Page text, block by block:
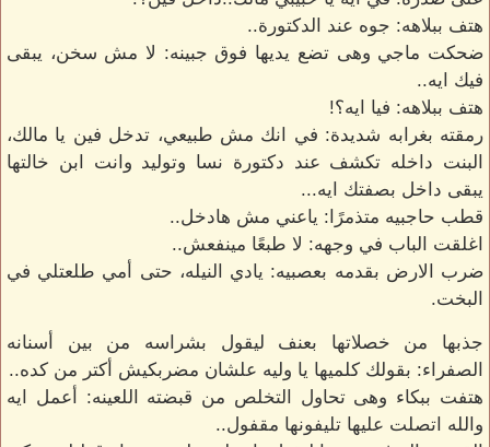
هتف ببلاهه: جوه عند الدكتورة..
ضحكت ماجي وهى تضع يديها فوق جبينه: لا مش سخن، يبقى
فيك ايه..
هتف ببلاهه: فيا ايه؟!
رمقته بغرابه شديدة: في انك مش طبيعي، تدخل فين يا مالك،
البنت داخله تكشف عند دكتورة نسا وتوليد وانت ابن خالتها
يبقى داخل بصفتك ايه...
قطب حاجبيه متذمرًا: ياعني مش هادخل..
اغلقت الباب في وجهه: لا طبعًا مينفعش..
ضرب الارض بقدمه بعصبيه: يادي النيله، حتى أمي طلعتلي في
البخت.
جذبها من خصلاتها بعنف ليقول بشراسه من بين أسنانه
الصفراء: بقولك كلميها يا وليه علشان مضربكيش أكتر من كده..
هتفت ببكاء وهى تحاول التخلص من قبضته اللعينه: أعمل ايه
والله اتصلت عليها تليفونها مقفول..